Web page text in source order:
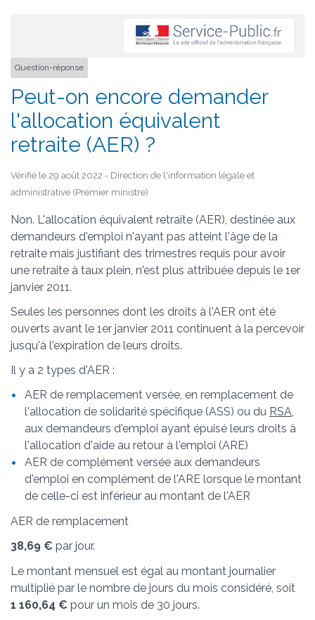
Question-réponse
Peut-on encore demander
l'allocation équivalent
retraite (AER) ?
Vérifié le 29 août 2022 - Direction de l'information légale et
administrative (Premier ministre)
Non. L'allocation équivalent retraite (AER), destinée aux
demandeurs d'emploi n'ayant pas atteint l'âge de la
retraite mais justifiant des trimestres requis pour avoir
une retraite à taux plein, n'est plus attribuée depuis le 1 er
janvier 2011.
Seules les personnes dont les droits à l'AER ont été
ouverts avant le 1 er janvier 2011 continuent à la percevoir
jusqu'à l'expiration de leurs droits.
Il y a 2 types d'AER :
AER de remplacement versée, en remplacement de
l'allocation de solidarité spécifique (ASS) ou du RSA,
aux demandeurs d'emploi ayant épuisé leurs droits à
l'allocation d'aide au retour à l'emploi (ARE)
AER de complément versée aux demandeurs
d'emploi en complément de l'ARE lorsque le montant
de celle-ci est inférieur au montant de l'AER
AER de remplacement
38,69 € par jour.
Le montant mensuel est égal au montant journalier
multiplié par le nombre de jours du mois considéré, soit
1 160,64 € pour un mois de 30 jours.